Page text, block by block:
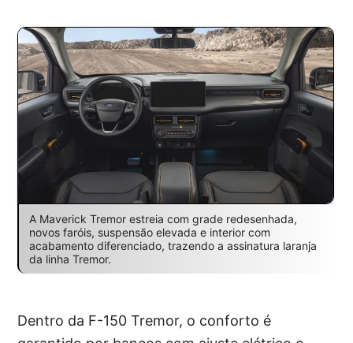
A Maverick Tremor estreia com grade redesenhada,
novos faróis, suspensão elevada e interior com
acabamento diferenciado, trazendo a assinatura laranja
da linha Tremor.
Dentro da F-150 Tremor, o conforto é